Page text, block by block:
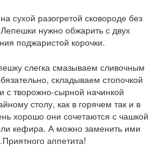
сухой разогретой сковороде без
нужно обжарить с двух
поджаристой корочки.
слегка смазываем сливочным
складываем стопочкой
с творожно-сырной начинкой
столу, как в горячем так и в
хорошо они сочетаются с чашкой
кефира. А можно заменить ими
аппетита!